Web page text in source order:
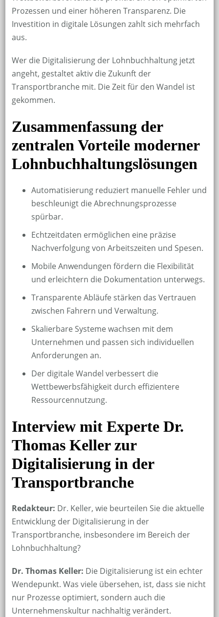
Prozessen und einer höheren Transparenz. Die
Investition in digitale Lösungen zahlt sich mehrfach
aus.
Wer die Digitalisierung der Lohnbuchhaltung jetzt
angeht, gestaltet aktiv die Zukunft der
Transportbranche mit. Die Zeit für den Wandel ist
gekommen.
Zusammenfassung der
zentralen Vorteile moderner
Lohnbuchhaltungslösungen
Automatisierung reduziert manuelle Fehler und
beschleunigt die Abrechnungsprozesse
spürbar.
Echtzeitdaten ermöglichen eine präzise
Nachverfolgung von Arbeitszeiten und Spesen.
Mobile Anwendungen fördern die Flexibilität
und erleichtern die Dokumentation unterwegs.
Transparente Abläufe stärken das Vertrauen
zwischen Fahrern und Verwaltung.
Skalierbare Systeme wachsen mit dem
Unternehmen und passen sich individuellen
Anforderungen an.
Der digitale Wandel verbessert die
Wettbewerbsfähigkeit durch effizientere
Ressourcennutzung.
Interview mit Experte Dr.
Thomas Keller zur
Digitalisierung in der
Transportbranche
Redakteur: Dr. Keller, wie beurteilen Sie die aktuelle
Entwicklung der Digitalisierung in der
Transportbranche, insbesondere im Bereich der
Lohnbuchhaltung?
Dr. Thomas Keller: Die Digitalisierung ist ein echter
Wendepunkt. Was viele übersehen, ist, dass sie nicht
nur Prozesse optimiert, sondern auch die
Unternehmenskultur nachhaltig verändert.